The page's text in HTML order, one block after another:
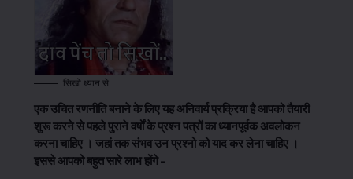
सिखो ध्यान से
एक उचित रणनीति बनाने के लिए यह अनिवार्य प्रक्रिया है आपको तैयारी
शुरू करने से पहले पुराने वर्षों के प्रश्न पत्रों का ध्यानपूर्वक अवलोकन
करना चाहिए । जहां तक संभव उन प्रश्नो को याद कर लेना चाहिए ।
इससे आपको बहुत सारे लाभ होंगे –